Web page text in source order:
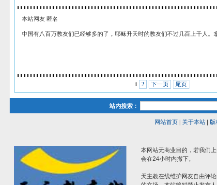
本站网友 匿名
中国有八百万教友们已经够多的了，耶稣升天时的教友们不过几百上千人。
1 2 下一页 尾页
站内搜索：
网站首页| 关于本站| 版
本网站无商业目的，若我们
会在24小时内撤下。
天主教在线维护网友自由评